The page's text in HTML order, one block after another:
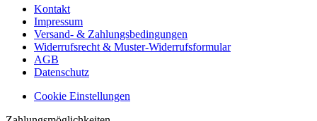
Kontakt
Impressum
Versand- & Zahlungsbedingungen
Widerrufsrecht & Muster-Widerrufsformular
AGB
Datenschutz
Cookie Einstellungen